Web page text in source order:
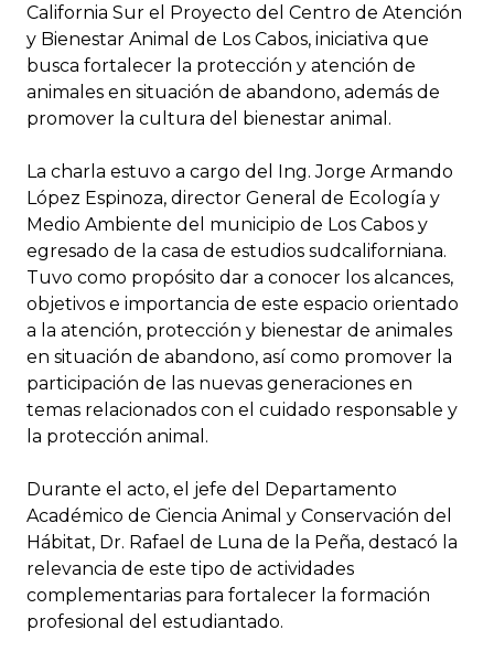
California Sur el Proyecto del Centro de Atención
y Bienestar Animal de Los Cabos, iniciativa que
busca fortalecer la protección y atención de
animales en situación de abandono, además de
promover la cultura del bienestar animal.
La charla estuvo a cargo del Ing. Jorge Armando
López Espinoza, director General de Ecología y
Medio Ambiente del municipio de Los Cabos y
egresado de la casa de estudios sudcaliforniana.
Tuvo como propósito dar a conocer los alcances,
objetivos e importancia de este espacio orientado
a la atención, protección y bienestar de animales
en situación de abandono, así como promover la
participación de las nuevas generaciones en
temas relacionados con el cuidado responsable y
la protección animal.
Durante el acto, el jefe del Departamento
Académico de Ciencia Animal y Conservación del
Hábitat, Dr. Rafael de Luna de la Peña, destacó la
relevancia de este tipo de actividades
complementarias para fortalecer la formación
profesional del estudiantado.